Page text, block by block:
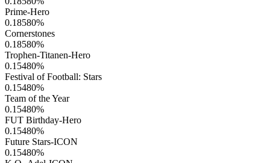
Prime-Hero
0.18580%
Cornerstones
0.18580%
Trophen-Titanen-Hero
0.15480%
Festival of Football: Stars
0.15480%
Team of the Year
0.15480%
FUT Birthday-Hero
0.15480%
Future Stars-ICON
0.15480%